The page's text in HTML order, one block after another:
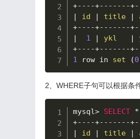
+-- --+-- -- -- -+
|
id | title |
+-- --+-- -- -- -+
|
1 | ykl |
+-- --+-- -- -- -+
1 row in set (
2、WHERE子句可以根据条
mysql> SELECT *
+-- --+-- -- -- -+
|
id | title |